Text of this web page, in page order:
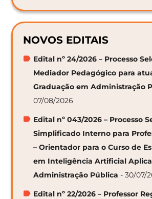
NOVOS EDITAIS
Edital nº 24/2026 – Processo
Mediador Pedagógico para
Graduação em Administração
07/08/2026
Edital nº 043/2026 – Processo
Simplificado Interno para
– Orientador para o Curso de
em Inteligência Artificial
Administração Pública - 30/07/
Edital nº 22/2026 – Professor